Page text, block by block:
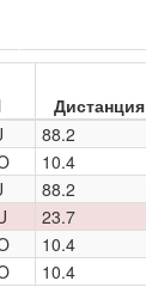
Дистанция
88.2
10.4
88.2
23.7
10.4
10.4